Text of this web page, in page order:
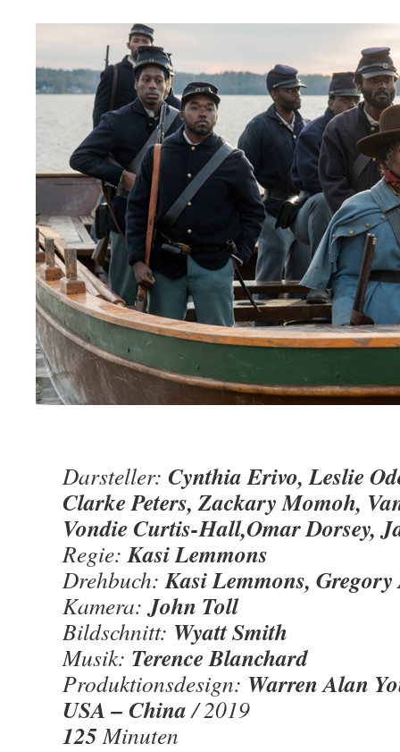
Darsteller: Cynthia Erivo, Leslie
Clarke Peters, Zackary Momoh,
Vondie Curtis-Hall,Omar Dorsey,
Regie: Kasi Lemmons
Drehbuch: Kasi Lemmons,
Kamera:John Toll
Bildschnitt: Wyatt Smith
Musik: Terence Blanchard
Produktionsdesign: Warren Alan
USA – China/ 2019
125Minuten